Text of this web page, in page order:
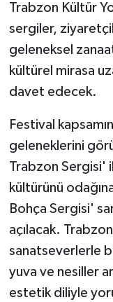
Trabzon Kültür
sergiler,
geleneksel
kültürel mirasa
davet edecek.
Festival
geleneklerini
Trabzon Sergisi'
kültürünü
Bohça Sergisi'
açılacak.
sanatseverlerle
yuva ve nesiller
estetik diliyle